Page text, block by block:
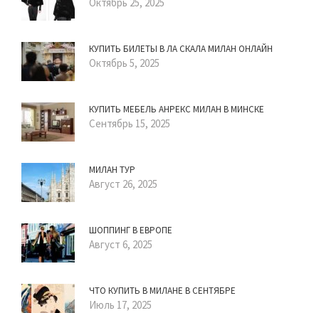
КУПИТЬ БИЛЕТЫ В ЛА СКАЛА МИЛАН ОНЛАЙН
Октябрь 5, 2025
КУПИТЬ МЕБЕЛЬ АНРЕКС МИЛАН В МИНСКЕ
Сентябрь 15, 2025
МИЛАН ТУР
Август 26, 2025
ШОППИНГ В ЕВРОПЕ
Август 6, 2025
ЧТО КУПИТЬ В МИЛАНЕ В СЕНТЯБРЕ
Июль 17, 2025